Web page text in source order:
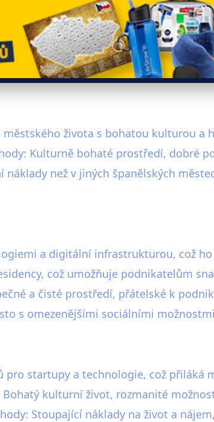
městského života s bohatou kulturou
Kulturně bohaté prostředí, dobré
než v jiných španělských
a digitální infrastrukturou, což
což umožňuje podnikatelům
a čisté prostředí, přátelské k
s omezenějšími sociálními
pro startupy a technologie, což
kulturní život, rozmanité
Stoupající náklady na život a